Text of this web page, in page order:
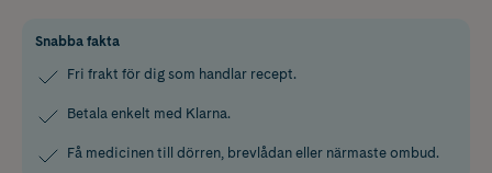
Snabba fakta
Fri frakt för dig som handlar recept.
Betala enkelt med Klarna.
Få medicinen till dörren, brevlådan eller närmaste ombud.